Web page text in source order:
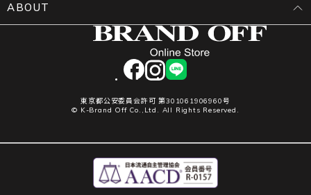
facebookinstagram
LINE
東京都公安委員会許可 第301061906960号
© K-Brand Off Co.,Ltd. All Rights Reserved.
ABOUT